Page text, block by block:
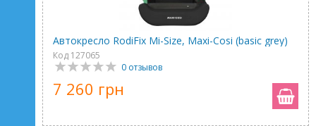
Автокресло RodiFix Mi-Size, Maxi-Cosi (basic grey)
Код 127065
0 отзывов
7 260 грн